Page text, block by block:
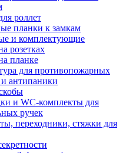
роллет
планки к замкам
и комплектующие
розетках
планке
для противопожарных
и антипаники
и WC-комплекты для
ручек
переходники, стяжки для